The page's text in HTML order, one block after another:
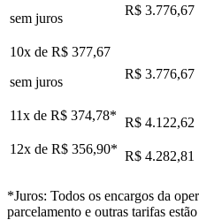
sem juros
R$ 3.776,67
10x de R$ 377,67
sem juros
R$ 3.776,67
11x de R$ 374,78* R$ 4.122,62
12x de R$ 356,90* R$ 4.282,81
*Juros: Todos os encargos da
parcelamento e outras tarifas